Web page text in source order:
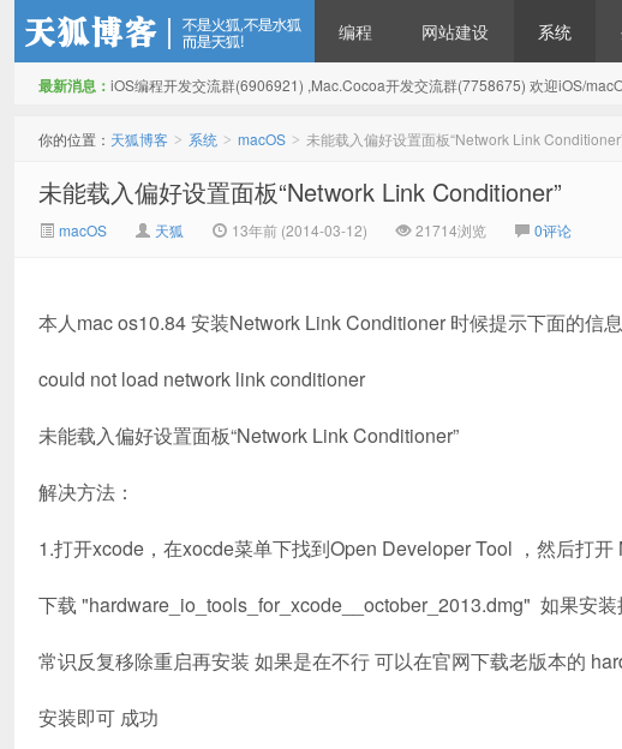
编程 网站建设 系统
最新消息： iOS编程开发交流群(6906921) ,Mac.Cocoa开发交流群(7758675) 欢迎iOS/
你的位置： 天狐博客 > 系统 > macOS > 未能载入偏好设置面板“Network Link
未能载入偏好设置面板“Network Link Conditioner”
macOS 天狐 13年前 (2014-03-12) 21714浏览 0评论
本人mac os10.84 安装Network Link Conditioner 时候提示下面的信息
could not load network link conditioner
未能载入偏好设置面板“Network Link Conditioner”
解决方法：
1.打开xcode，在xocde菜单下找到Open Developer Tool ，然后打
下载 "hardware_io_tools_for_xcode__october_2013.dmg" 如果安
常识反复移除重启再安装 如果是在不行 可以在官网下载老版本的
安装即可 成功